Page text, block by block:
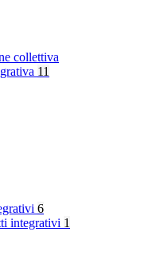
collettiva
11
6
integrativi 1